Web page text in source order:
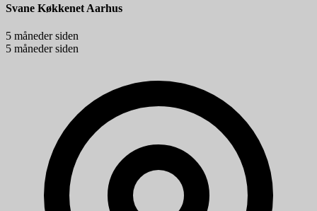
Svane Køkkenet Aarhus
5 måneder siden
5 måneder siden